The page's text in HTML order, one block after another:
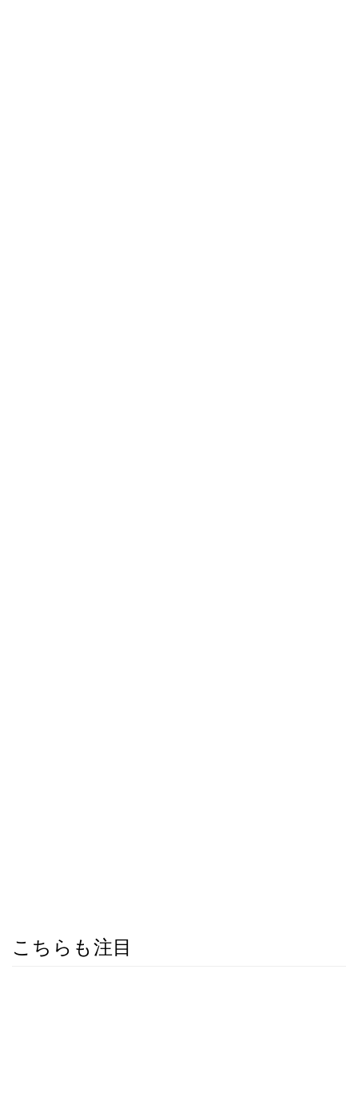
こちらも注目